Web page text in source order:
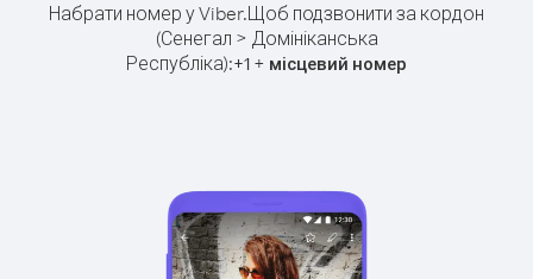
Набрати номер у Viber.Щоб подзвонити за кордон
(Сенегал > Домініканська
Республіка):+1 + місцевий номер